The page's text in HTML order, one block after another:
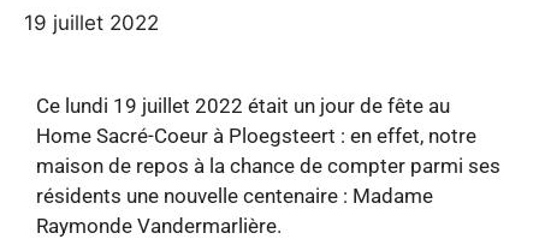
19 juillet 2022
Ce lundi 19 juillet 2022 était un jour de fête au
Home Sacré-Coeur à Ploegsteert : en effet, notre
maison de repos à la chance de compter parmi ses
résidents une nouvelle centenaire : Madame
Raymonde Vandermarlière.